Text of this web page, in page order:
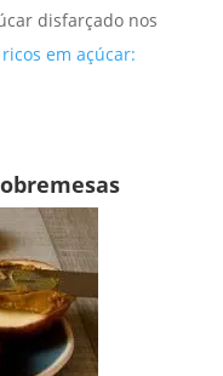
disfarçado nos
em açúcar: